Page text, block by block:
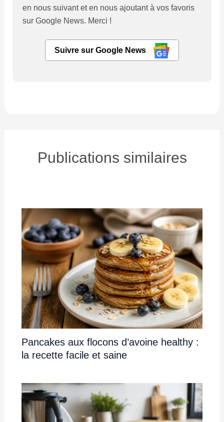
en nous suivant et en nous ajoutant à vos favoris
sur Google News. Merci !
Suivre sur Google News
Publications similaires
Pancakes aux flocons d’avoine healthy :
la recette facile et saine